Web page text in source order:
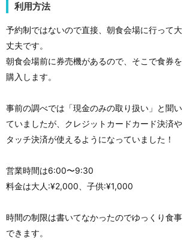
利用方法
予約制ではないので直接、朝食会場に行って大
丈夫です。
朝食会場前に券売機があるので、そこで食券を
購入します。
事前の調べでは「現金のみの取り扱い」と聞い
ていましたが、クレジットカードカード決済や
タッチ決済が使えるようになっていました！
営業時間は6:00〜9:30
料金は大人:¥2,000、子供:¥1,000
時間の制限は書いてなかったのでゆっくり食事
できます。